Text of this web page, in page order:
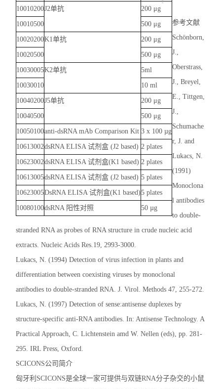
10010200J2单抗 200 μg
10010500 500 μg
10020200K1单抗 200 μg
10020500 500 μg
10030005K2单抗 5ml
10030010 10 ml
10040200J5单抗 200 μg
10040500 500 μg
10050100anti-dsRNA mAb Comparison Kit 3 x 100 µg
10613002dsRNA ELISA 试剂盒 (J2 based) 2 plates
10623002dsRNA ELISA 试剂盒(K1 based) 2 plates
10613005dsRNA ELISA 试剂盒 (J2 based) 5 plates
10623005DsRNA ELISA 试剂盒(K1 based)5 plates
10080100dsRNA 阳性对照 50 µg
参考文献
Schönborn,
J.,
Oberstrass,
J., Breyel,
E., Tittgen,
J.,
Schumache
r, J. and
Lukacs, N.
(1991)
Monoclona
l antibodies
to double-
stranded RNA as probes of RNA structure in crude nucleic acid
extracts. Nucleic Acids Res.19, 2993-3000.
Lukacs, N. (1994) Detection of virus infection in plants and
differentiation between coexisting viruses by monoclonal
antibodies to double-stranded RNA. J. Virol. Methods 47, 255-272.
Lukacs, N. (1997) Detection of sense:antisense duplexes by
structure-specific anti-RNA antibodies. In: Antisense Technology. A
Practical Approach, C. Lichtenstein amd W. Nellen (eds), pp. 281-
295. IRL Press, Oxford.
SCICONS公司简介
匈牙利SCICONS是全球一家可提供与双链RNA分子杂交的小鼠